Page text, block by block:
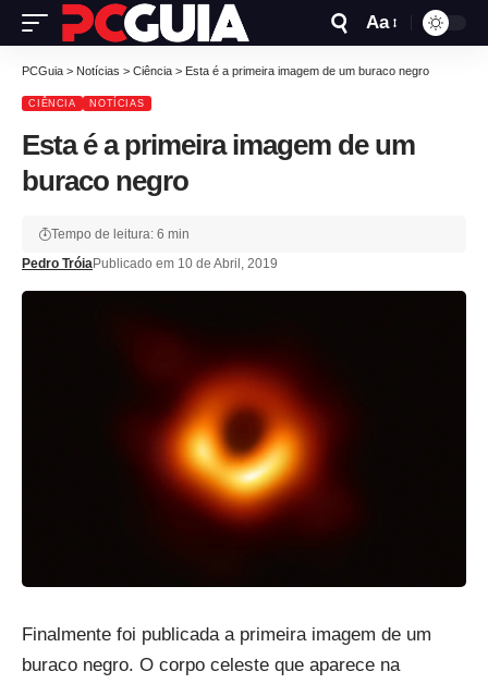
Aa
PCGuia > Notícias > Ciência > Esta é a primeira imagem de um buraco negro
CIÊNCIA NOTÍCIAS
Esta é a primeira imagem de um
buraco negro
Pedro TróiaPublicado em 10 de Abril, 2019
Tempo de leitura: 6 min
Finalmente foi publicada a primeira imagem de um
buraco negro. O corpo celeste que aparece na